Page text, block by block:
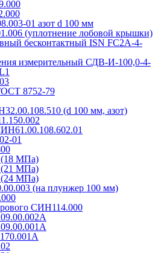
01 азот d 100 мм
(уплотнение лобовой крышки)
бесконтактный ISN FC2A-4-
измерительный СДВ-И-100,0-4-
8752-79
(d 100 мм, азот)
01
МПа)
МПа)
МПа)
(на плунжер 100 мм)
СИН114.000